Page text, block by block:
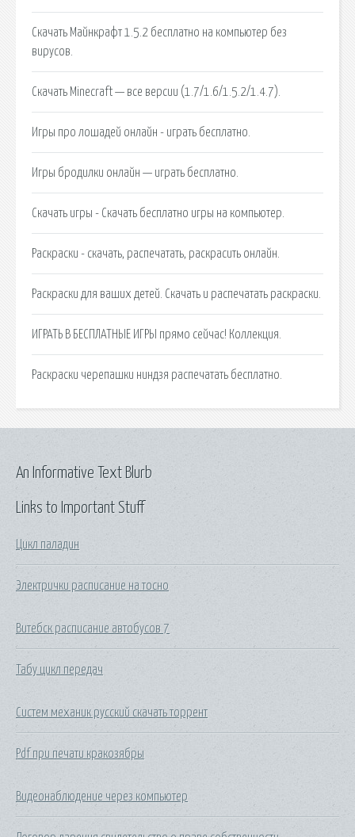
Скачать Майнкрафт 1.5.2 бесплатно на компьютер без
вирусов.
Скачать Minecraft — все версии (1.7/1.6/1.5.2/1.4.7).
Игры про лошадей онлайн - играть бесплатно.
Игры бродилки онлайн — играть бесплатно.
Скачать игры - Скачать бесплатно игры на компьютер.
Раскраски - скачать, распечатать, раскрасить онлайн.
Раскраски для ваших детей. Скачать и распечатать раскраски.
ИГРАТЬ В БЕСПЛАТНЫЕ ИГРЫ прямо сейчас! Коллекция.
Раскраски черепашки ниндзя распечатать бесплатно.
Links to Important Stuff
Цикл паладин
Электрички расписание на тосно
Витебск расписание автобусов 7
Табу цикл передач
Систем механик русский скачать торрент
Pdf при печати кракозябры
Видеонаблюдение через компьютер
An Informative Text Blurb